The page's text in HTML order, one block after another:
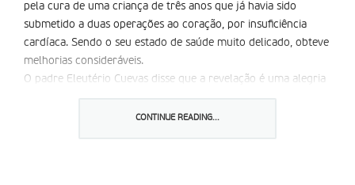
pela cura de uma criança de três anos que já havia sido
submetido a duas operações ao coração, por insuficiência
cardíaca. Sendo o seu estado de saúde muito delicado, obteve
melhorias consideráveis.
O padre Eleutério Cuevas disse que a revelação é uma alegria
paz. O país – acrescentou – precisa de um encontro e
CONTINUE READING...